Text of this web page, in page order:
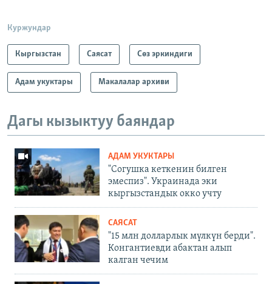
Куржундар
Кыргызстан Саясат Сөз эркиндиги
Адам укуктары Макалалар архиви
Дагы кызыктуу баяндар
АДАМ УКУКТАРЫ
"Согушка кеткенин билген
эмеспиз". Украинада эки
кыргызстандык окко учту
САЯСАТ
"15 млн долларлык мүлкүн берди".
Конгантиевди абактан алып
калган чечим